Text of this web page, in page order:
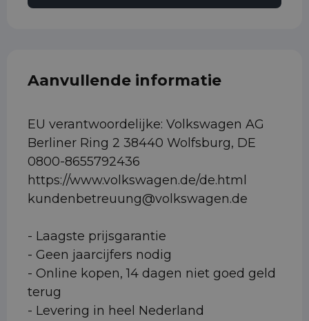
Aanvullende informatie
EU verantwoordelijke: Volkswagen AG
Berliner Ring 2 38440 Wolfsburg, DE
0800-8655792436
https://www.volkswagen.de/de.html
kundenbetreuung@volkswagen.de
- Laagste prijsgarantie
- Geen jaarcijfers nodig
- Online kopen, 14 dagen niet goed geld
terug
- Levering in heel Nederland